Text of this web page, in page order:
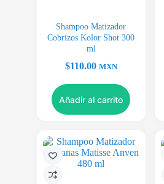
Shampoo Matizador
Cobrizos Kolor Shot 300
ml
$110.00 MXN
Añadir al carrito